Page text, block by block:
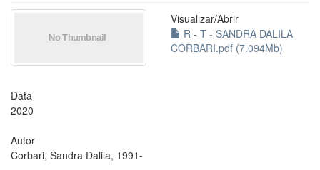
Visualizar/Abrir
R - T - SANDRA DALILA
CORBARI.pdf (7.094Mb)
Data
2020
Autor
Corbari, Sandra Dalila, 1991-